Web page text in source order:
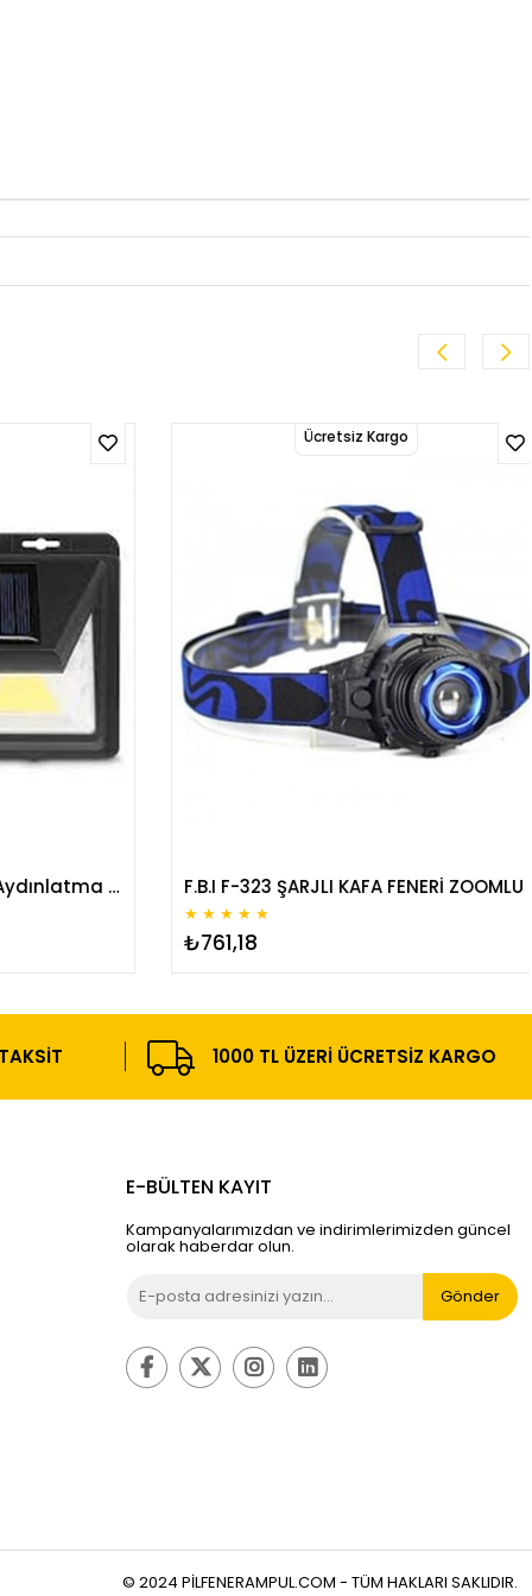
F.B.I 52 Led Solar Bahçe Aydınlatma Hareket Sensörlü Su Geçirmez F.B.I F-323 ŞARJLI KAFA FENERİ ZOOMLU
★★★★★
₺761,18
Ücretsiz Kargo
1000 TL ÜZERI ÜCRETSIZ KARGO
E-BÜLTEN KAYIT
Kampanyalarımızdan ve indirimlerimizden güncel
olarak haberdar olun.
Gönder
© 2024 PILFENERAMPUL.COM - TÜM HAKLARI SAKLIDIR.